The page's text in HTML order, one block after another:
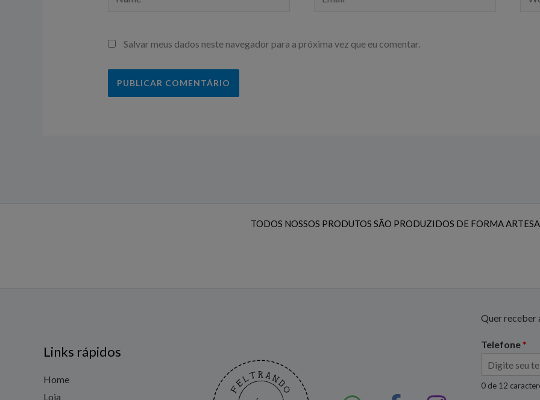
Salvar meus dados neste navegador para a próxima vez que eu comentar.
TODOS NOSSOS PRODUTOS SÃO PRODUZIDOS DE FORMA
Links rápidos
Home
Loja
Quer receber
Telefone *
0 de 12